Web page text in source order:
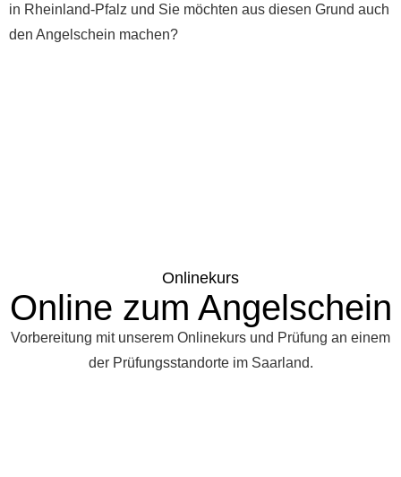
in Rheinland-Pfalz und Sie möchten aus diesen Grund auch
den Angelschein machen?
Onlinekurs
Online zum Angelschein
Vorbereitung mit unserem Onlinekurs und Prüfung an einem
der Prüfungsstandorte im Saarland.